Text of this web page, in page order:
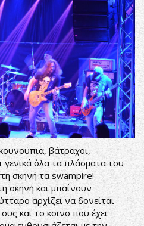
βάτραχοι,
γενικά όλα τα πλάσματα του
σκηνή τα swampire!
σκηνή και μπαίνουν
αρχίζει να δονείται
και το κοινο που έχει